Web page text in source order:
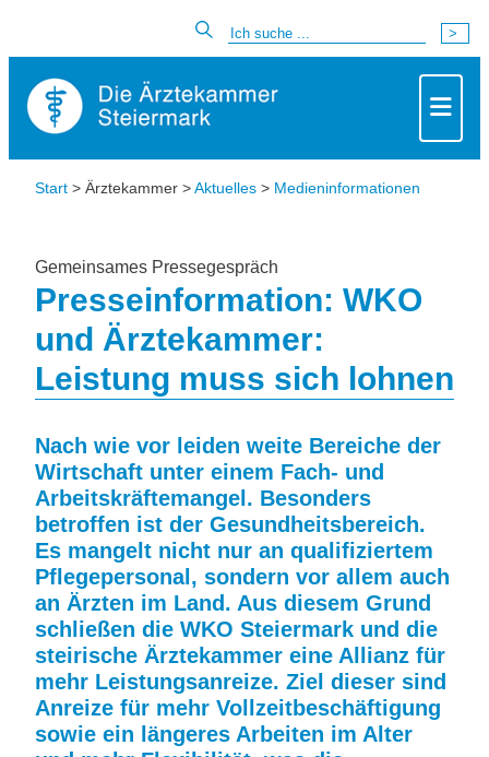
Start > Ärztekammer >Aktuelles > Medieninformationen
Gemeinsames Pressegespräch
Presseinformation: WKO
und Ärztekammer:
Leistung muss sich lohnen
Nach wie vor leiden weite Bereiche der
Wirtschaft unter einem Fach- und
Arbeitskräftemangel. Besonders
betroffen ist der Gesundheitsbereich.
Es mangelt nicht nur an qualifiziertem
Pflegepersonal, sondern vor allem auch
an Ärzten im Land. Aus diesem Grund
schließen die WKO Steiermark und die
steirische Ärztekammer eine Allianz für
mehr Leistungsanreize. Ziel dieser sind
Anreize für mehr Vollzeitbeschäftigung
sowie ein längeres Arbeiten im Alter